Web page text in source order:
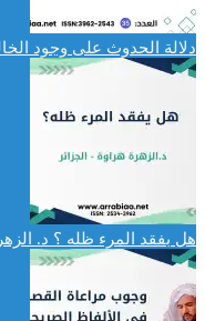
دلالة الحدوث على وجود
هل بفقد المرء ظله ؟ د.